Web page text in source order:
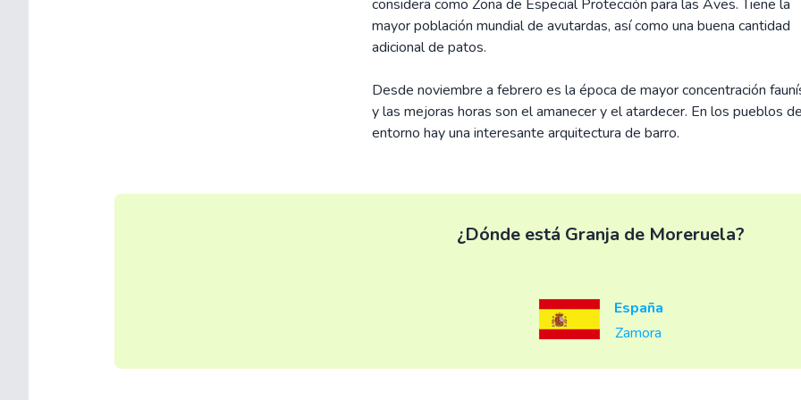
considera como Zona de Especial Protección para las Aves. Tiene la
mayor población mundial de avutardas, así como una buena cantidad
adicional de patos.
Desde noviembre a febrero es la época de mayor concentración
y las mejoras horas son el amanecer y el atardecer. En los pueblos
entorno hay una interesante arquitectura de barro.
¿Dónde está Granja de Moreruela?
España
Zamora